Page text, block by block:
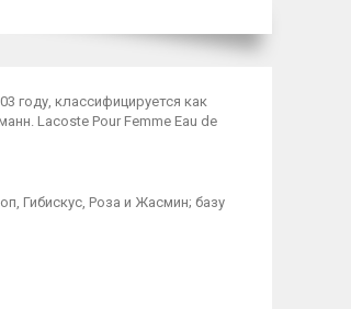
году, классифицируется как
Lacoste Pour Femme Eau de
Гибискус, Роза и Жасмин; базу